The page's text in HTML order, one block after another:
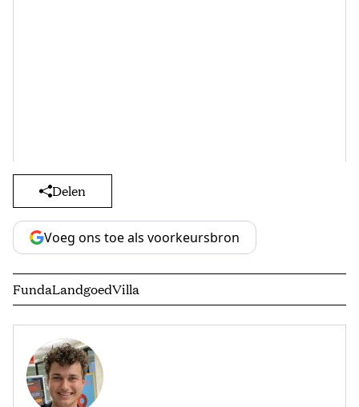
Delen
Voeg ons toe als voorkeursbron
FundaLandgoedVilla